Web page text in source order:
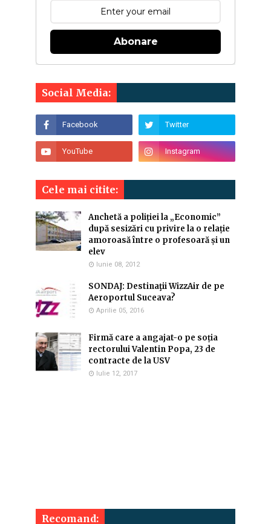
Abonare
Social Media:
Cele mai citite:
Anchetă a poliției la „Economic”
după sesizări cu privire la o relație
amoroasă între o profesoară și un
elev
Iunie 08, 2012
SONDAJ: Destinaţii WizzAir de pe
Aeroportul Suceava?
Aprilie 05, 2016
Firmă care a angajat-o pe soția
rectorului Valentin Popa, 23 de
contracte de la USV
Iulie 12, 2017
Recomand: